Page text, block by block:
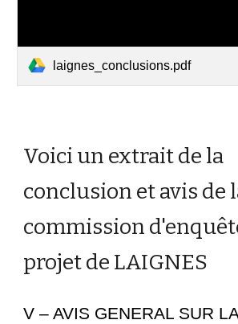
laignes_conclusions.pdf
Voici un extrait de la
conclusion et avis de
commission
projet de LAIGNES
V – AVIS GENERAL SUR